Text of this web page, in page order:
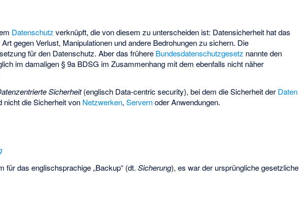
Datenschutz verknüpft, die von diesem zu unterscheiden ist: Datensicherheit hat das
gegen Verlust, Manipulationen und andere Bedrohungen zu sichern. Die
für den Datenschutz. Aber das frühere Bundesdatenschutzgesetz nannte den
im damaligen § 9a BDSG im Zusammenhang mit dem ebenfalls nicht näher
Sicherheit(englisch Data-centric security), bei dem die Sicherheit der Daten
nicht die Sicherheit von Netzwerken,Servernoder Anwendungen.
für das englischsprachige „Backup“ (dt.Sicherung), es war der ursprüngliche gesetzliche